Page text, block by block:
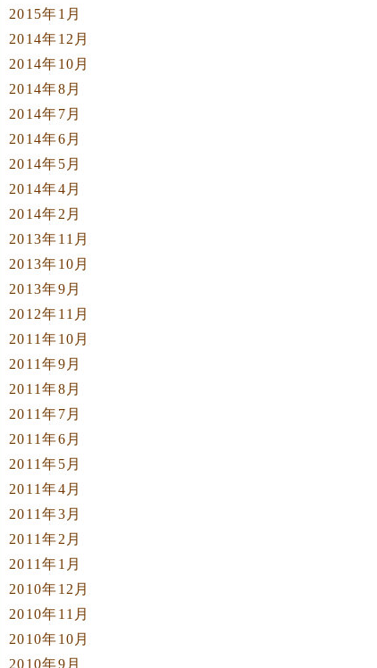
2015年1月
2014年12月
2014年10月
2014年8月
2014年7月
2014年6月
2014年5月
2014年4月
2014年2月
2013年11月
2013年10月
2013年9月
2012年11月
2011年10月
2011年9月
2011年8月
2011年7月
2011年6月
2011年5月
2011年4月
2011年3月
2011年2月
2011年1月
2010年12月
2010年11月
2010年10月
2010年9月